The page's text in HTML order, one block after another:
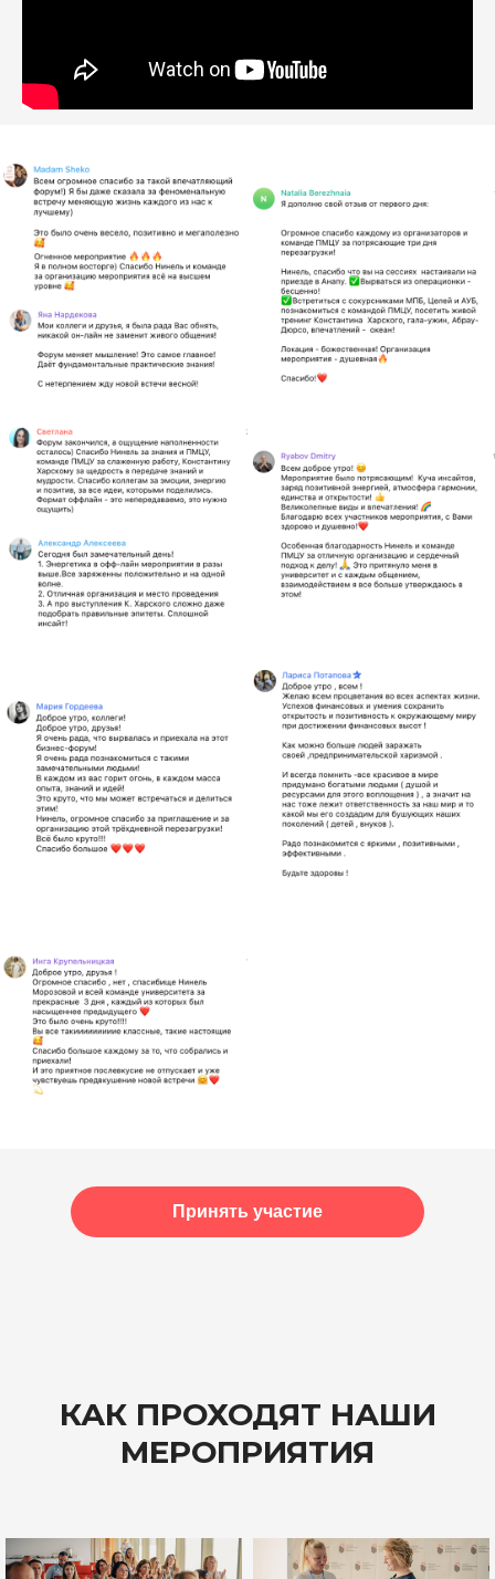
Принять участие
КАК ПРОХОДЯТ НАШИ
МЕРОПРИЯТИЯ